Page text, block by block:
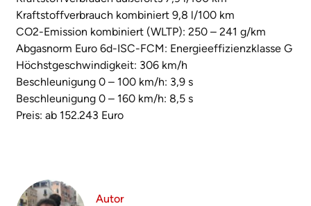
Kraftstoffverbrauch kombiniert 9,8 l/100 km
CO2-Emission kombiniert (WLTP): 250 – 241 g/km
Abgasnorm Euro 6d-ISC-FCM: Energieeffizienzklasse G
Höchstgeschwindigkeit: 306 km/h
Beschleunigung 0 – 100 km/h: 3,9 s
Beschleunigung 0 – 160 km/h: 8,5 s
Preis: ab 152.243 Euro
Autor